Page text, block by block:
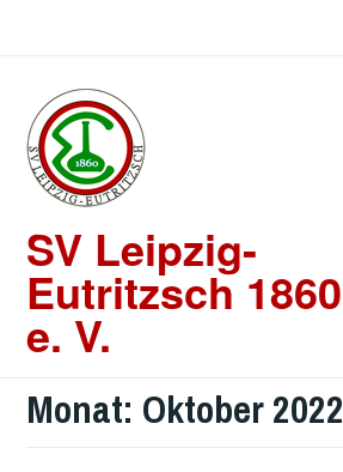
springen
SV Leipzig-
Eutritzsch 1860
e. V.
Monat: Oktober 2022